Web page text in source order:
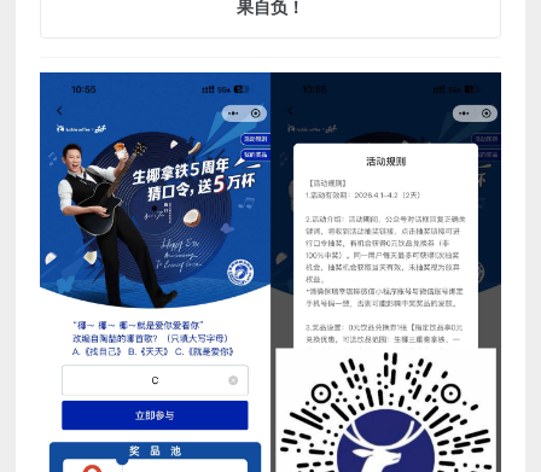
果自负！